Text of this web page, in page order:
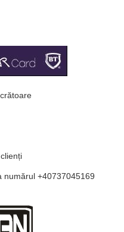
numărul +40737045169